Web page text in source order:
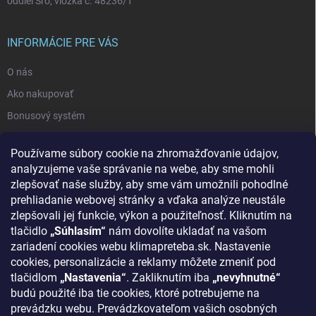
Používame súbory cookie na zhromažďovanie údajov,
analyzujeme vaše správanie na webe, aby sme mohli
zlepšovať naše služby, aby sme vám umožnili pohodlné
prehliadanie webovej stránky a vďaka analýze neustále
zlepšovali jej funkcie, výkon a použiteľnosť. Kliknutím na
tlačidlo „Súhlasím“ nám dovolíte ukladať na vašom
zariadení cookies webu klimapreteba.sk. Nastavenie
cookies, personalizácie a reklamy môžete zmeniť pod
tlačidlom „Nastavenia“. Zakliknutím iba „nevyhnutné“
budú použité iba tie cookies, ktoré potrebujeme na
prevádzku webu. Prevádzkovateľom vašich osobných
INFORMÁCIE PRE VÁS
O nás
Ako nakupovať
Bonusový systém
Blog - najnovšie články
Obchodné podmienky
Podmienky ochrany osobných údajov
Odstúpenie od zmluvy
Kontakty
KONTAKT